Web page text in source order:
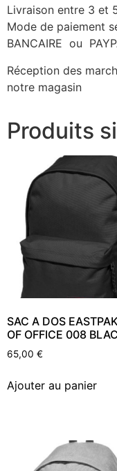
Livraison entre 3 et
Mode de paiement
BANCAIRE ou
Réception des
notre magasin
Produits
SAC A DOS
OF OFFICE 008
65,00 €
Ajouter au panier